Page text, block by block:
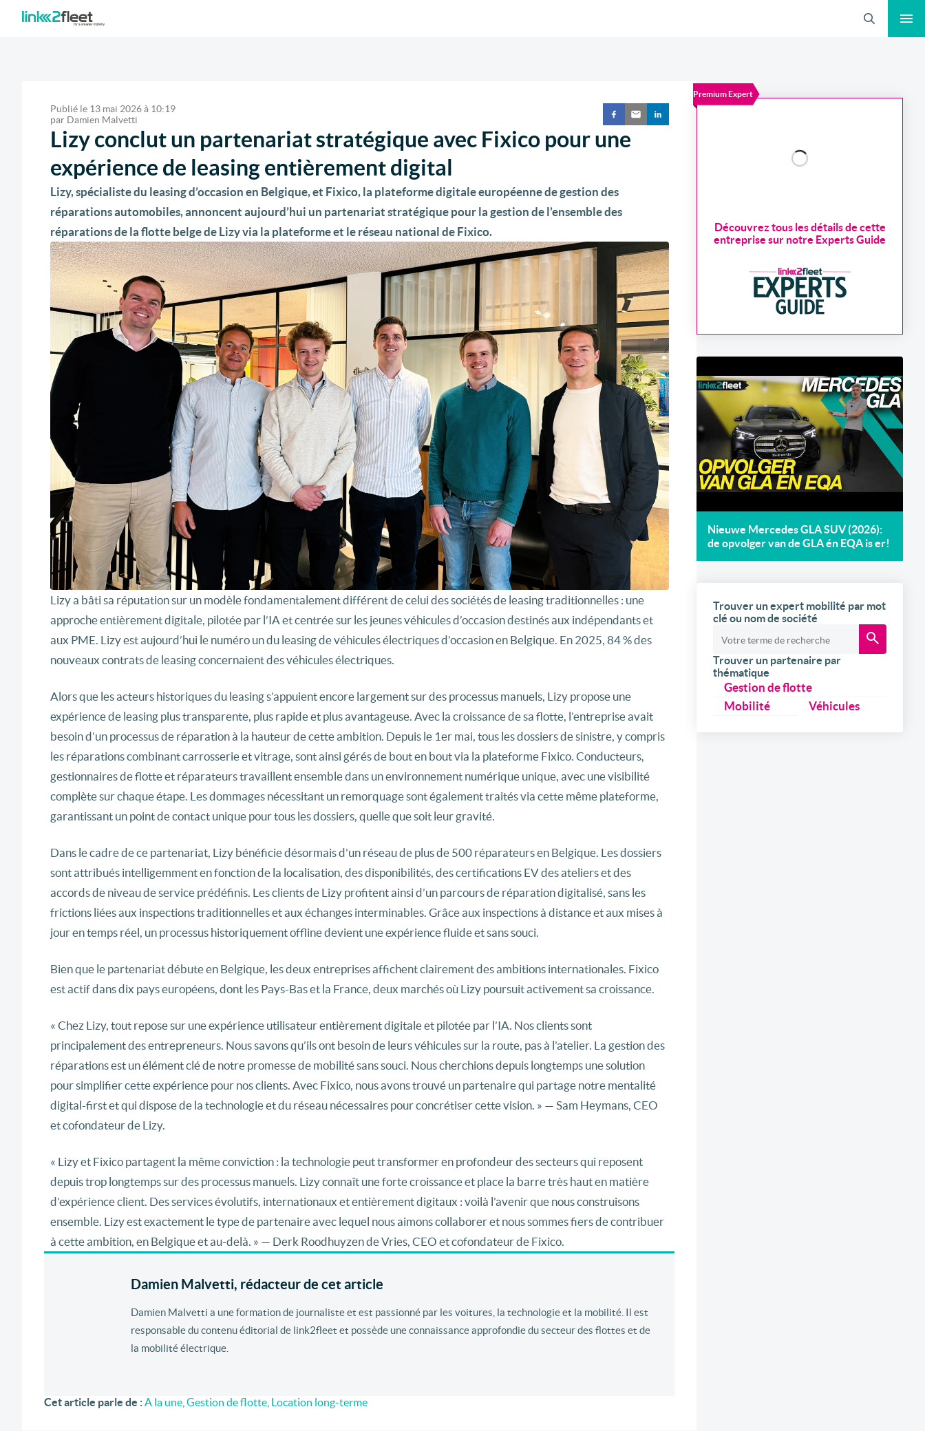
Publié le 13 mai 2026 à 10:19
par Damien Malvetti
Lizy conclut un partenariat stratégique avec Fixico pour une
expérience de leasing entièrement digital
Lizy, spécialiste du leasing d’occasion en Belgique, et Fixico, la plateforme digitale européenne de gestion des
réparations automobiles, annoncent aujourd’hui un partenariat stratégique pour la gestion de l’ensemble des
réparations de la flotte belge de Lizy via la plateforme et le réseau national de Fixico.
Lizy a bâti sa réputation sur un modèle fondamentalement différent de celui des sociétés de leasing traditionnelles : une
approche entièrement digitale, pilotée par l’IA et centrée sur les jeunes véhicules d’occasion destinés aux indépendants et
aux PME. Lizy est aujourd’hui le numéro un du leasing de véhicules électriques d’occasion en Belgique. En 2025, 84 % des
nouveaux contrats de leasing concernaient des véhicules électriques.
Alors que les acteurs historiques du leasing s’appuient encore largement sur des processus manuels, Lizy propose une
expérience de leasing plus transparente, plus rapide et plus avantageuse. Avec la croissance de sa flotte, l’entreprise avait
besoin d’un processus de réparation à la hauteur de cette ambition. Depuis le 1er mai, tous les dossiers de sinistre, y compris
les réparations combinant carrosserie et vitrage, sont ainsi gérés de bout en bout via la plateforme Fixico. Conducteurs,
gestionnaires de flotte et réparateurs travaillent ensemble dans un environnement numérique unique, avec une visibilité
complète sur chaque étape. Les dommages nécessitant un remorquage sont également traités via cette même plateforme,
garantissant un point de contact unique pour tous les dossiers, quelle que soit leur gravité.
Dans le cadre de ce partenariat, Lizy bénéficie désormais d’un réseau de plus de 500 réparateurs en Belgique. Les dossiers
sont attribués intelligemment en fonction de la localisation, des disponibilités, des certifications EV des ateliers et des
accords de niveau de service prédéfinis. Les clients de Lizy profitent ainsi d’un parcours de réparation digitalisé, sans les
frictions liées aux inspections traditionnelles et aux échanges interminables. Grâce aux inspections à distance et aux mises à
jour en temps réel, un processus historiquement offline devient une expérience fluide et sans souci.
Bien que le partenariat débute en Belgique, les deux entreprises affichent clairement des ambitions internationales. Fixico
est actif dans dix pays européens, dont les Pays-Bas et la France, deux marchés où Lizy poursuit activement sa croissance.
« Chez Lizy, tout repose sur une expérience utilisateur entièrement digitale et pilotée par l’IA. Nos clients sont
principalement des entrepreneurs. Nous savons qu’ils ont besoin de leurs véhicules sur la route, pas à l’atelier. La gestion des
réparations est un élément clé de notre promesse de mobilité sans souci. Nous cherchions depuis longtemps une solution
pour simplifier cette expérience pour nos clients. Avec Fixico, nous avons trouvé un partenaire qui partage notre mentalité
digital-first et qui dispose de la technologie et du réseau nécessaires pour concrétiser cette vision. » — Sam Heymans, CEO
et cofondateur de Lizy.
« Lizy et Fixico partagent la même conviction : la technologie peut transformer en profondeur des secteurs qui reposent
depuis trop longtemps sur des processus manuels. Lizy connaît une forte croissance et place la barre très haut en matière
d’expérience client. Des services évolutifs, internationaux et entièrement digitaux : voilà l’avenir que nous construisons
ensemble. Lizy est exactement le type de partenaire avec lequel nous aimons collaborer et nous sommes fiers de contribuer
à cette ambition, en Belgique et au-delà. » — Derk Roodhuyzen de Vries, CEO et cofondateur de Fixico.
Damien Malvetti, rédacteur de cet article
Damien Malvetti a une formation de journaliste et est passionné par les voitures, la technologie et la mobilité. Il est
responsable du contenu éditorial de link2fleet et possède une connaissance approfondie du secteur des flottes et de
la mobilité électrique.
Cet article parle de :A la une Gestion de flotte Location long-terme
Premium Expert
Découvrez tous les détails de cette
entreprise sur notre Experts Guide
Nieuwe Mercedes GLA SUV (2026):
de opvolger van de GLA én EQA is er!
Trouver un expert mobilité par mot
clé ou nom de société
Trouver un partenaire par
thématique
Gestion de flotte
Mobilité
Véhicules